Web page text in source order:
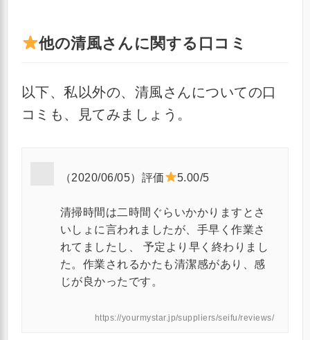
他の清風さんに関する口コミ
以下、私以外の、清風さんについての口
コミも、見てみましょう。
（2020/06/05）評価 5.00/5
清掃時間は二時間ぐらいかかりますとさ
いしょに言われましたが、手早く作業さ
れてましたし、 予定より早く終わりまし
た。作業されるかたも清潔感があり、感
じが良かったです。
https://yourmystar.jp/suppliers/seifu/reviews/